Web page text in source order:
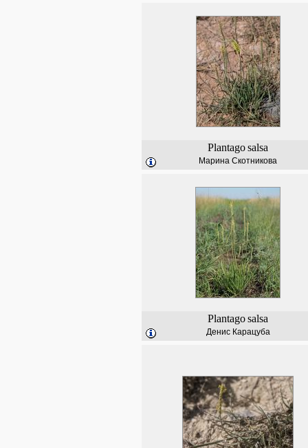
Plantagosalsa
Марина Скотникова
Plantagosalsa
Денис Карацуба